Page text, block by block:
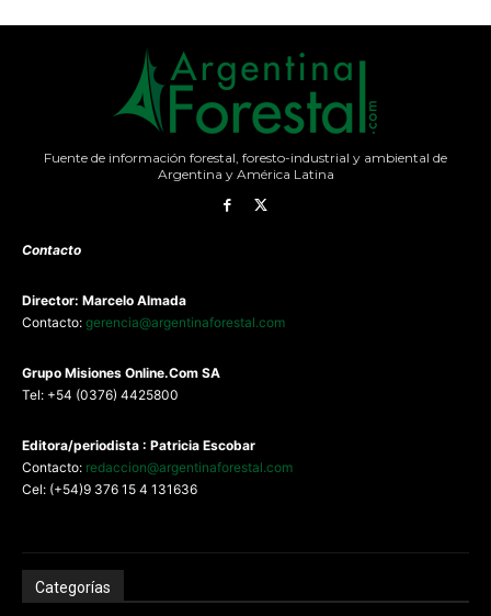
Fuente de información forestal, foresto-industrial y ambiental de
Argentina y América Latina
Contacto
Director: Marcelo Almada
Contacto: gerencia@argentinaforestal.com
Grupo Misiones Online.Com SA
Tel: +54 (0376) 4425800
Editora/periodista : Patricia Escobar
Contacto: redaccion@argentinaforestal.com
Cel: (+54)9 376 15 4 131636
Categorías